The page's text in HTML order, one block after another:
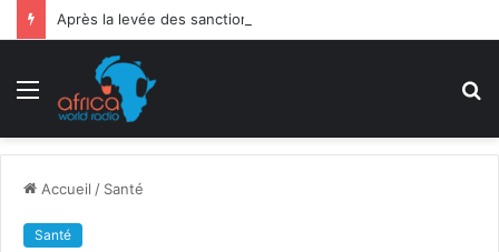
Menu
Accueil / Santé
Santé